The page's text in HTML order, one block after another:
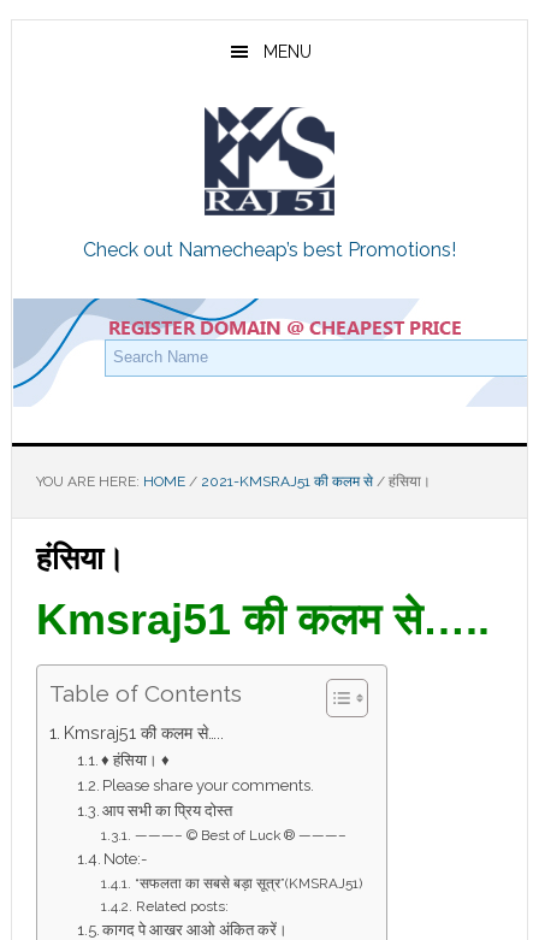
Skip
Skip
Skip
MENU
Check out Namecheap’s best Promotions!
YOU ARE HERE: HOME / 2021-KMSRAJ51 की कलम से /हंसिया।
हंसिया।
Kmsraj51 की कलम से…..
Table of Contents
Kmsraj51 की कलम से…..
♦ हंसिया। ♦
Please share your comments.
आप सभी का प्रिय दोस्त
———– © Best of Luck ® ———–
Note:-
“सफलता का सबसे बड़ा सूत्र”(KMSRAJ51)
Related posts:
कागद पे आखर आओ अंकित करें।